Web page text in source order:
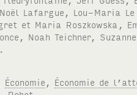
Économie , Économie de